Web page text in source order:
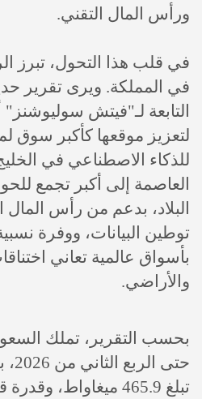
ورأس المال التقني.
في قلب هذا التحول، تبرز
التابعة لـ"فيتش
لتعزيز موقعها كأكبر سوق
العاصمة إلى أكبر تجمع
البلاد، بدعم من رأس
توطين البيانات، ووفرة
بأسواق عالمية تعاني
والأراضي.